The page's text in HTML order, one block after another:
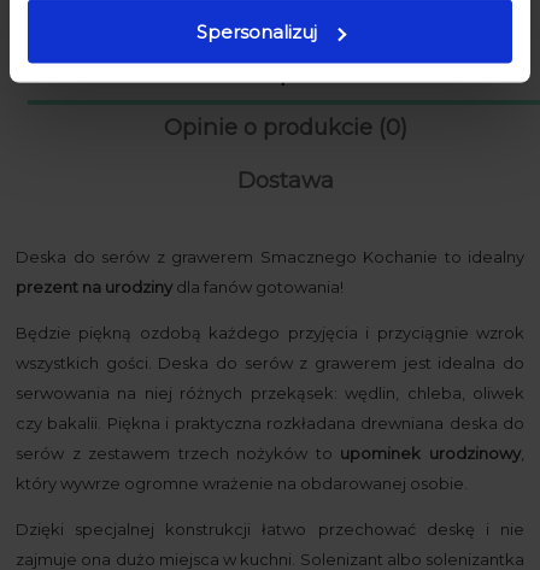
Spersonalizuj
Opis
Opinie o produkcie (0)
Dostawa
Deska do serów z grawerem Smacznego Kochanie to idealny
prezent na urodziny dla fanów gotowania!
Będzie piękną ozdobą każdego przyjęcia i przyciągnie wzrok
wszystkich gości. Deska do serów z grawerem jest idealna do
serwowania na niej różnych przekąsek: wędlin, chleba, oliwek
czy bakalii. Piękna i praktyczna rozkładana drewniana deska do
serów z zestawem trzech nożyków to upominek urodzinowy
który wywrze ogromne wrażenie na obdarowanej osobie.
Dzięki specjalnej konstrukcji łatwo przechować deskę i nie
zajmuje ona dużo miejsca w kuchni. Solenizant albo solenizantka